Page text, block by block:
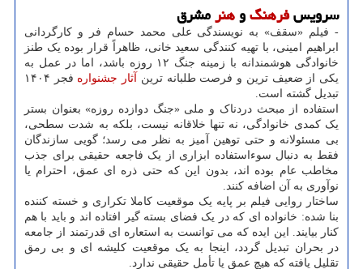
سرویسفرهنگوهنرمشرق
- فیلم «سقف» به نویسندگی علی محمد حسام فر و کارگردانی
ابراهیم امینی، با تهیه کنندگی سعید خانی، ظاهراً قرار بوده یک طنز
خانوادگی هوشمندانه با زمینه جنگ ۱۲ روزه باشد، اما در عمل به
یکی از ضعیف ترین و فرصت طلبانه ترین
آثار جشنواره
فجر ۱۴۰۴
تبدیل گشته است.
استفاده از مبحث دردناک و ملی «جنگ دوازده روزه» بعنوان بستر
یک کمدی خانوادگی، نه تنها خلاقانه نیست، بلکه به شدت سطحی،
بی مسئولانه و حتی توهین آمیز به نظر می رسد؛ گویی سازندگان
فقط به دنبال سوءاستفاده ابزاری از یک فاجعه حقیقی برای جذب
مخاطب عام بوده اند، بدون این که حتی ذره ای عمق، احترام یا
نوآوری به آن اضافه کنند.
ساختار روایی فیلم بر پایه یک موقعیت کاملا تکراری و خسته کننده
بنا شده: خانواده ای که در یک فضای بسته گیر افتاده اند و باید با هم
کنار بیایند. این ایده که می توانست به استعاره ای قدرتمند از جامعه
در بحران تبدیل گردد، اینجا به یک موقعیت کلیشه ای و بی رمق
تقلیل یافته که هیچ عمق یا تأمل حقیقی ندارد.